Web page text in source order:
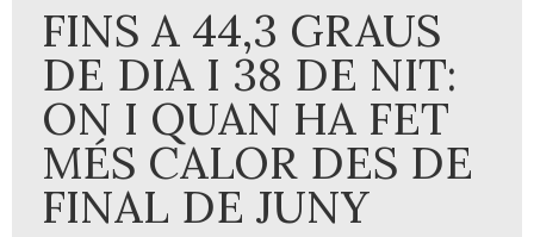
FINS A 44,3 GRAUS
DE DIA I 38 DE NIT:
ON I QUAN HA FET
MÉS CALOR DES DE
FINAL DE JUNY